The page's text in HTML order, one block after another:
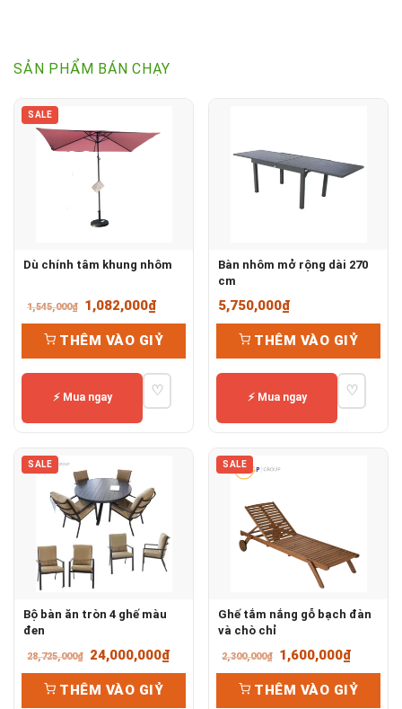
SẢN PHẨM BÁN CHẠY
SALE
Dù chính tâm khung nhôm
1,545,000₫
Giá
gốc
là:
1,545,000₫.
1,082,000₫Giá
hiện
tại
là:
1,082,000₫.
THÊM VÀO GIỶ
⚡ Mua ngay ♡
Bàn nhôm mở rộng dài 270
cm
5,750,000₫
THÊM VÀO GIỶ
⚡ Mua ngay ♡
SALE
Bộ bàn ăn tròn 4 ghế màu
đen
28,725,000₫
Giá
gốc
là:
24,000,000₫Giá
hiện
THÊM VÀO GIỶ
SALE
Ghế tắm nắng gỗ bạch đàn
và chò chỉ
2,300,000₫
Giá
gốc
là:
1,600,000₫Giá
hiện
tại
THÊM VÀO GIỶ